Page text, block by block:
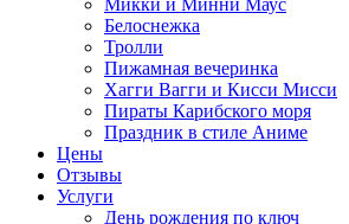
Микки и Минни Маус
Белоснежка
Тролли
Пижамная вечеринка
Хагги Вагги и Кисси Мисси
Пираты Карибского моря
Праздник в стиле Аниме
Цены
Отзывы
Услуги
День рождения по ключ